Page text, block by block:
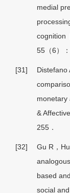
medial
cognition
55（6）
[31]
Distefano
monetary
&
255．
[32]
Gu R，
based
social